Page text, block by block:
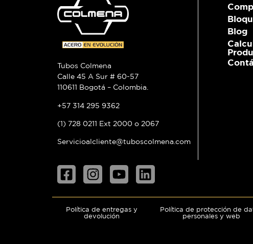
Tubos Colmena
Calle 45 A Sur # 60-57
110611 Bogotá – Colombia.
+57 314 295 9362
(1) 728 0211 Ext 2000 o 2067
Servicioalcliente@tuboscolmena.com
Blog
Política de entregas y
devolución
Política de protección de
personales y web